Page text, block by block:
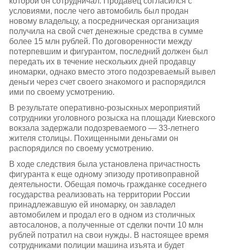
условиями, после чего автомобиль был продан
новому владельцу, а посредническая организация
получила на свой счет денежные средства в сумме
более 15 млн рублей. По договоренности между
потерпевшим и фигурантом, последний должен был
передать их в течение нескольких дней продавцу
иномарки, однако вместо этого подозреваемый вывел
деньги через счет своего знакомого и распорядился
ими по своему усмотрению.
В результате оперативно-розыскных мероприятий
сотрудники уголовного розыска на площади Киевского
вокзала задержали подозреваемого — 33-летнего
жителя столицы. Похищенными деньгами он
распорядился по своему усмотрению.
В ходе следствия была установлена причастность
фигуранта к еще одному эпизоду противоправной
деятельности. Обещая помочь гражданке соседнего
государства реализовать на территории России
принадлежавшую ей иномарку, он завладел
автомобилем и продал его в одном из столичных
автосалонов, а полученные от сделки почти 10 млн
рублей потратил на свои нужды. В настоящее время
сотрудниками полиции машина изъята и будет